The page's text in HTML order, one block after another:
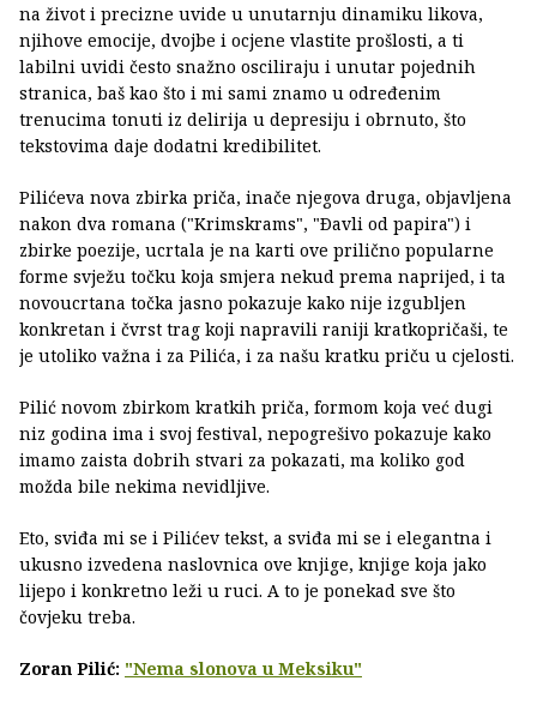
na život i precizne uvide u unutarnju dinamiku likova,
njihove emocije, dvojbe i ocjene vlastite prošlosti, a ti
labilni uvidi često snažno osciliraju i unutar pojednih
stranica, baš kao što i mi sami znamo u određenim
trenucima tonuti iz delirija u depresiju i obrnuto, što
tekstovima daje dodatni kredibilitet.
Pilićeva nova zbirka priča, inače njegova druga, objavljena
nakon dva romana ("Krimskrams", "Ðavli od papira") i
zbirke poezije, ucrtala je na karti ove prilično popularne
forme svježu točku koja smjera nekud prema naprijed, i ta
novoucrtana točka jasno pokazuje kako nije izgubljen
konkretan i čvrst trag koji napravili raniji kratkopričaši, te
je utoliko važna i za Pilića, i za našu kratku priču u cjelosti.
Pilić novom zbirkom kratkih priča, formom koja već dugi
niz godina ima i svoj festival, nepogrešivo pokazuje kako
imamo zaista dobrih stvari za pokazati, ma koliko god
možda bile nekima nevidljive.
Eto, sviđa mi se i Pilićev tekst, a sviđa mi se i elegantna i
ukusno izvedena naslovnica ove knjige, knjige koja jako
lijepo i konkretno leži u ruci. A to je ponekad sve što
čovjeku treba.
Zoran Pilić: "Nema slonova u Meksiku"